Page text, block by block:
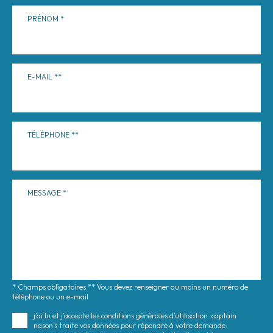
PRÉNOM
E-MAIL
TÉLÉPHONE
MESSAGE
* Champs obligatoires ** Vous devez renseigner au moins un numéro de
téléphone ou un e-mail
j’ai lu et j’accepte les conditions générales d’utilisation. captain
nason’s traite vos données pour répondre à votre demande.